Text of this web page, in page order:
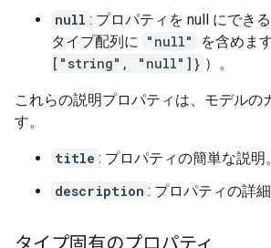
null : プロパティを null にでき
タイプ配列に "null" を含めま
["string", "null"]} ）。
これらの説明プロパティは、モデルの
す。
title : プロパティの簡単な説明。
description : プロパティの詳細